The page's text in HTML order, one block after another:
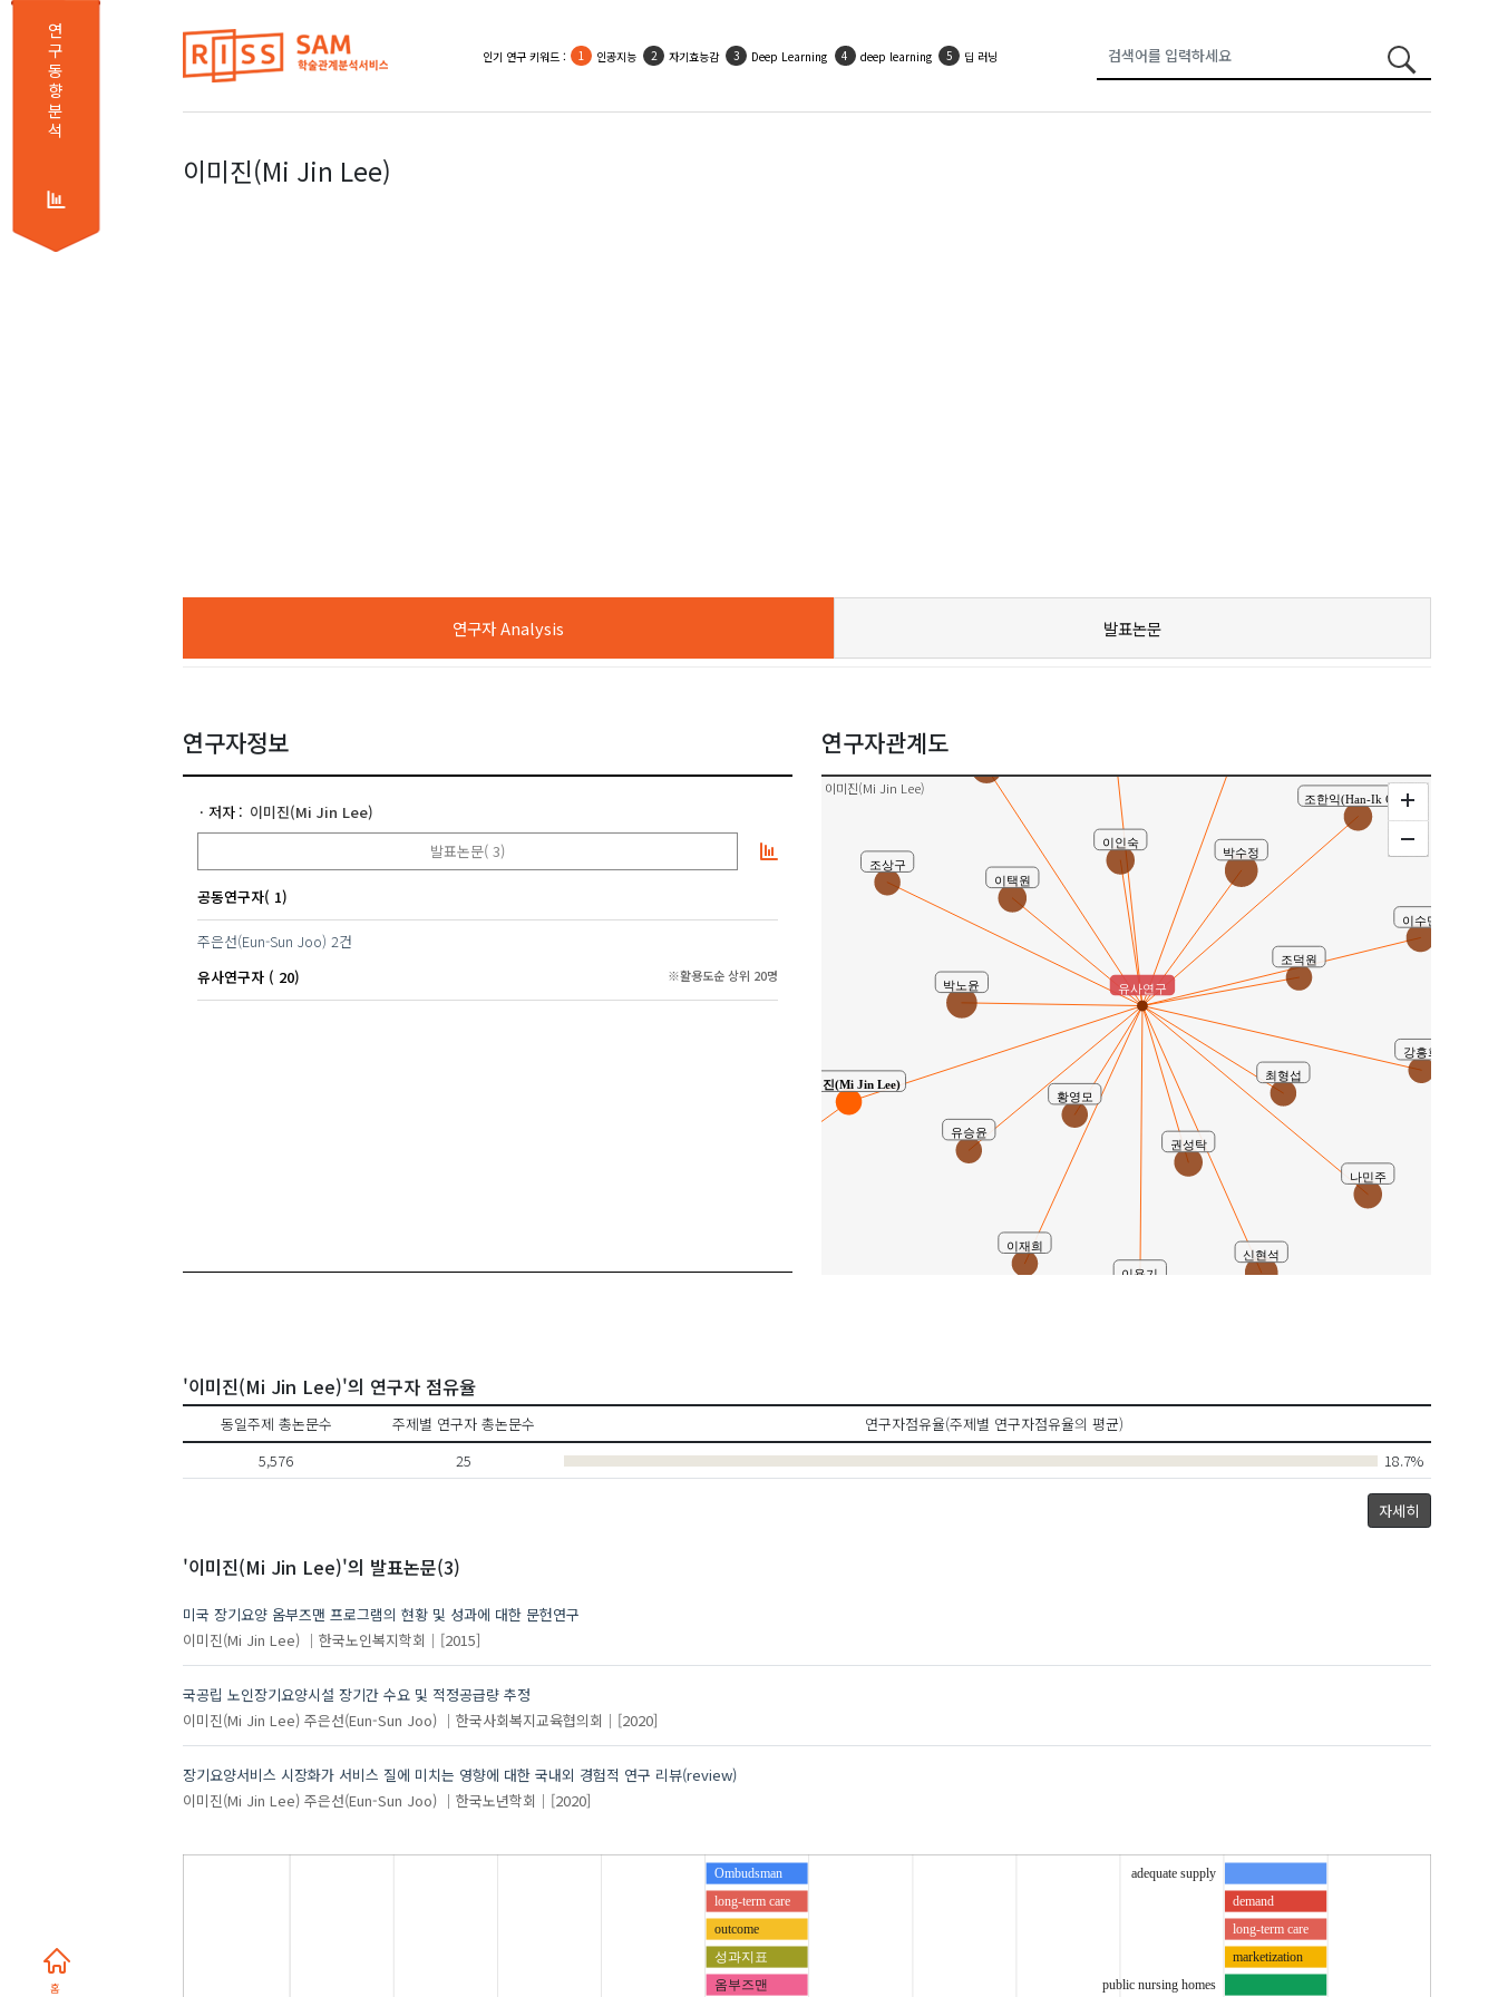
연
구
동
향
분
석
홈
인기 연구 키워드 : 인공지능 자기효능감 Deep Learning deep learning 딥 러닝
이미진(Mi Jin Lee)
연구자 Analysis 발표논문
연구자정보
저자
이미진(Mi Jin Lee)
발표논문( 3)
공동연구자( 1)
주은선(Eun-Sun Joo) 2건
유사연구자 ( 20)
※활용도순 상위 20명
연구자관계도
이미진(Mi Jin Lee)
강흥희
권성탁
나민주
박노윤
박수정
신현석
유승윤
이수민
이용기
이인숙
이재희
이택원
조덕원
조상구
조한익(Han-Ik Cho)
최형섭
황영모
이미진(Mi Jin Lee)
유사연구
'이미진(Mi Jin Lee)'의 연구자 점유율
동일주제 총논문수 주제별 연구자 총논문수
연구자점유율(주제별 연구자점유율의 평균)
5,576
25 18.7%
자세히
'이미진(Mi Jin Lee)'의 발표논문(3)
미국 장기요양 옴부즈맨 프로그램의 현황 및 성과에 대한 문헌연구
이미진(Mi Jin Lee)
한국노인복지학회 [2015]
국공립 노인장기요양시설 장기간 수요 및 적정공급량 추정
이미진(Mi Jin Lee) 주은선(Eun-Sun Joo) 한국사회복지교육협의회 [2020]
장기요양서비스 시장화가 서비스 질에 미치는 영향에 대한 국내외 경험적 연구 리뷰(review)
이미진(Mi Jin Lee) 주은선(Eun-Sun Joo) 한국노년학회 [2020]
Ombudsman
adequate supply
demand
long-term care
long-term care
marketization
outcome
public nursing homes
성과지표
옴부즈맨